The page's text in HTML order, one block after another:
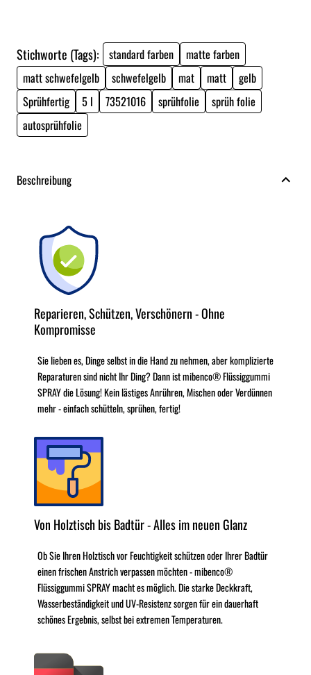
Stichworte (Tags): standard farben
matte farben
matt schwefelgelb
schwefelgelb mat matt
gelb
Sprühfertig
5 l 73521016 sprühfolie
sprüh folie
autosprühfolie
Beschreibung
Reparieren, Schützen, Verschönern - Ohne
Kompromisse
Sie lieben es, Dinge selbst in die Hand zu nehmen, aber komplizierte
Reparaturen sind nicht Ihr Ding? Dann ist mibenco® Flüssiggummi
SPRAY die Lösung! Kein lästiges Anrühren, Mischen oder Verdünnen
mehr - einfach schütteln, sprühen, fertig!
Von Holztisch bis Badtür - Alles im neuen Glanz
Ob Sie Ihren Holztisch vor Feuchtigkeit schützen oder Ihrer Badtür
einen frischen Anstrich verpassen möchten - mibenco®
Flüssiggummi SPRAY macht es möglich. Die starke Deckkraft,
Wasserbeständigkeit und UV-Resistenz sorgen für ein dauerhaft
schönes Ergebnis, selbst bei extremen Temperaturen.